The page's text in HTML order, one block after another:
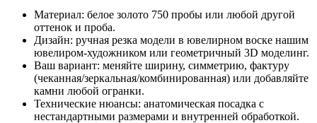
Материал: белое золото 750 пробы или любой другой
оттенок и проба.
Дизайн: ручная резка модели в ювелирном воске нашим
ювелиром-художником или геометричный 3D моделинг.
Ваш вариант: меняйте ширину, симметрию, фактуру
(чеканная/зеркальная/комбинированная) или добавляйте
камни любой огранки.
Технические нюансы: анатомическая посадка с
нестандартными размерами и внутренней обработкой.